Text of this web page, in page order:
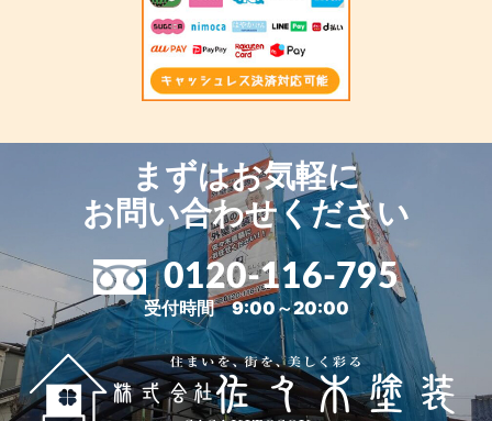
まずはお気軽に
お問い合わせください
0120-116-795
受付時間 9:00～20:00